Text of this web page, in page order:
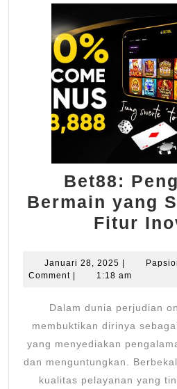
Bet88:
Bermain yang
Fitur
Januari 28, 2025 Januari
28,
Comment
1:18 am
Dalam dunia perjudian
membuktikan dirinya
yang menyediakan
dan menguntungkan.
kualitas pelayanan yang